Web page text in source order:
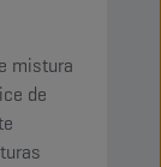
mistura
de